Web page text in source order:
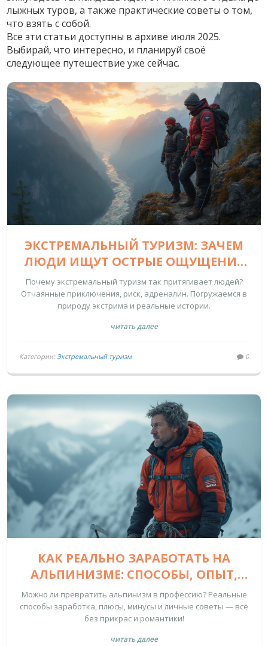
лыжных туров, а также практические советы о том,
что взять с собой.
Все эти статьи доступны в архиве июля 2025.
Выбирай, что интересно, и планируй своё
следующее путешествие уже сейчас.
ЭКСТРЕМАЛЬНЫЙ ТУРИЗМ: ЗАЧЕМ
ЛЮДИ ИЩУТ ОСТРЫЕ ОЩУЩЕНИЯ
НА ГРАНИ
Почему экстремальный туризм так притягивает людей?
Отчаянные приключения, риск, адреналин. Погружаемся в
природу экстрима и реальные истории.
читать далее
Категории:Экстремальный туризм 0
КАК РЕАЛЬНО ЗАРАБОТАТЬ НА
АЛЬПИНИЗМЕ: СПОСОБЫ, ОПЫТ,
ПОДВОДНЫЕ КАМНИ
Можно ли превратить альпинизм в профессию? Реальные
способы заработка, плюсы, минусы и личные советы — всё
без прикрас и романтики!
читать далее